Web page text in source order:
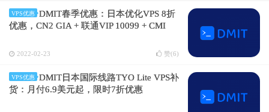
VPS优惠
DMIT春季优惠：日本优化VPS 8折
优惠，CN2 GIA + 联通VIP 10099 + CMI
2022-02-23 赞(6)
VPS优惠
DMIT日本国际线路TYO Lite VPS补
货：月付6.9美元起，限时7折优惠